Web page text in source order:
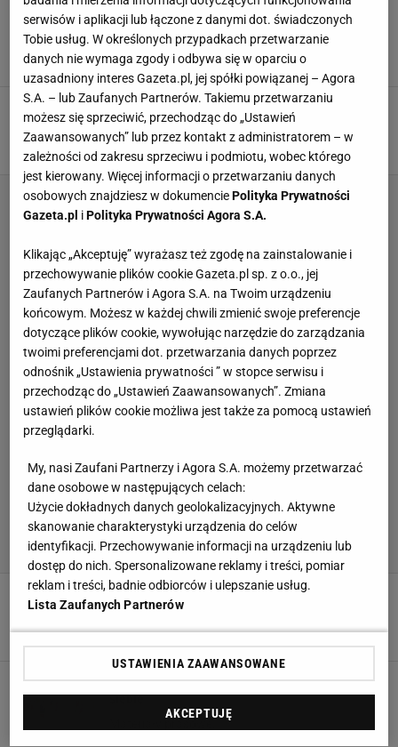
Szczypiorniak na Orlikach: Dębno
bezkonkurencyjne
Materiały prasowe,5 CZERWCA 2012, 20:49
Szczypiorniak na Orlikach: w Tarnowskich
Górach deszcz na dzień dziecka
Materiały prasowe, 5 CZERWCA 2012, 20:35
Szczypiorniak na Orlikach: Znamy finalistki ze
Szczecina
Materiały prasowe,5 CZERWCA 2012, 20:21
Szczypiorniak na Orlikach: Płock najlepszy u
siebie
5 CZERWCA 2012, 20:07
serwisów i aplikacji lub łączone z danymi dot. świadczonych
Tobie usług. W określonych przypadkach przetwarzanie
danych nie wymaga zgody i odbywa się w oparciu o
uzasadniony interes Gazeta.pl, jej spółki powiązanej – Agora
S.A. – lub Zaufanych Partnerów. Takiemu przetwarzaniu
możesz się sprzeciwić, przechodząc do „Ustawień
Zaawansowanych” lub przez kontakt z administratorem – w
zależności od zakresu sprzeciwu i podmiotu, wobec którego
jest kierowany. Więcej informacji o przetwarzaniu danych
osobowych znajdziesz w dokumenciePolityka Prywatności
Gazeta.pl iPolityka Prywatności Agora S.A.
Klikając „Akceptuję” wyrażasz też zgodę na zainstalowanie i
przechowywanie plików cookie Gazeta.pl sp. z o.o., jej
Zaufanych Partnerów i Agora S.A. na Twoim urządzeniu
końcowym. Możesz w każdej chwili zmienić swoje preferencje
dotyczące plików cookie, wywołując narzędzie do zarządzania
twoimi preferencjami dot. przetwarzania danych poprzez
odnośnik „Ustawienia prywatności ” w stopce serwisu i
przechodząc do „Ustawień Zaawansowanych”. Zmiana
ustawień plików cookie możliwa jest także za pomocą ustawień
przeglądarki.
My, nasi Zaufani Partnerzy i Agora S.A. możemy przetwarzać
dane osobowe w następujących celach:
Użycie dokładnych danych geolokalizacyjnych. Aktywne
skanowanie charakterystyki urządzenia do celów
identyfikacji. Przechowywanie informacji na urządzeniu lub
dostęp do nich. Spersonalizowane reklamy i treści, pomiar
reklam i treści, badnie odbiorców i ulepszanie usług.
Lista Zaufanych Partnerów
USTAWIENIA ZAAWANSOWANE
AKCEPTUJĘ